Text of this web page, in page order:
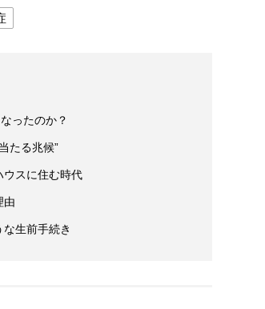
ったのか？
たる兆候”
スに住む時代
由
生前手続き